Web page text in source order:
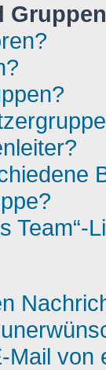
Gruppen
Team“-
Mail